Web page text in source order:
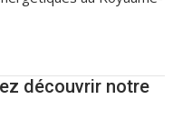
découvrir notre